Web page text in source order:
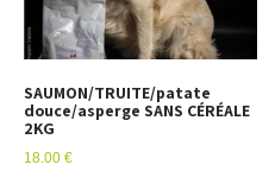
SAUMON/TRUITE/patate
douce/asperge SANS CÉRÉALE
2KG
18.00 €